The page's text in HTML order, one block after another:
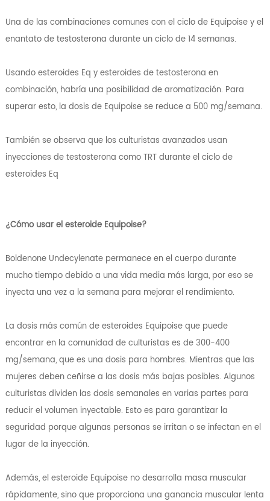
Una de las combinaciones comunes con el ciclo de Equipoise y el
enantato de testosterona durante un ciclo de 14 semanas.
Usando esteroides Eq y esteroides de testosterona en
combinación, habría una posibilidad de aromatización. Para
superar esto, la dosis de Equipoise se reduce a 500 mg/semana.
También se observa que los culturistas avanzados usan
inyecciones de testosterona como TRT durante el ciclo de
esteroides Eq
¿Cómo usar el esteroide Equipoise?
Boldenone Undecylenate permanece en el cuerpo durante
mucho tiempo debido a una vida media más larga, por eso se
inyecta una vez a la semana para mejorar el rendimiento.
La dosis más común de esteroides Equipoise que puede
encontrar en la comunidad de culturistas es de 300-400
mg/semana, que es una dosis para hombres. Mientras que las
mujeres deben ceñirse a las dosis más bajas posibles. Algunos
culturistas dividen las dosis semanales en varias partes para
reducir el volumen inyectable. Esto es para garantizar la
seguridad porque algunas personas se irritan o se infectan en el
lugar de la inyección.
Además, el esteroide Equipoise no desarrolla masa muscular
rápidamente, sino que proporciona una ganancia muscular lenta